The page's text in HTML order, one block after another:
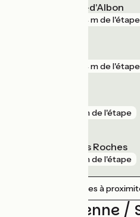
Saint-Rambert-d'Albon
544 m de l'étape
744 m de l'étape
1 km de l'étape
Saint-Clair - Les Roches
1 km de l'étape
Afficher les gares à
Avis sur Vienne /